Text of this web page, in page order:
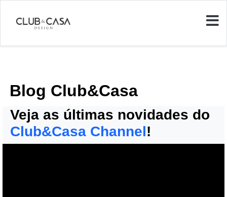
Blog Club&Casa
Veja as últimas novidades do
Club&Casa Channel!